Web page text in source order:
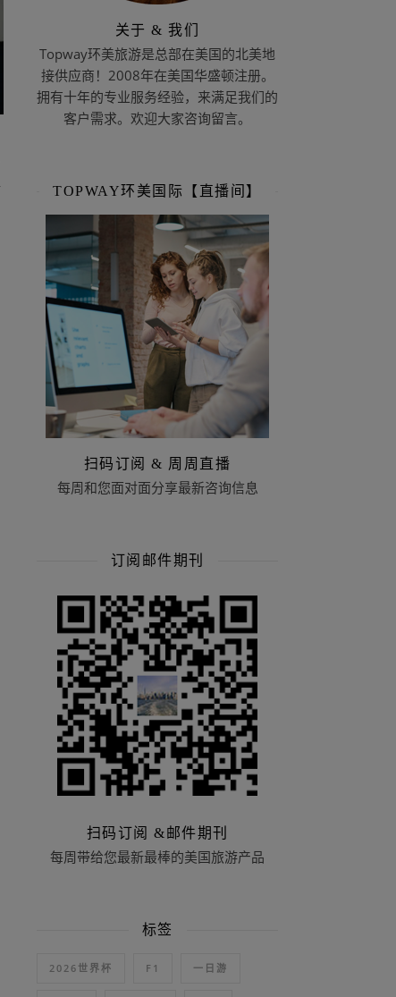
关于 & 我们
Topway环美旅游是总部在美国的北美地
接供应商！2008年在美国华盛顿注册。
拥有十年的专业服务经验，来满足我们的
客户需求。欢迎大家咨询留言。
TOPWAY环美国际【直播间】
扫码订阅 & 周周直播
每周和您面对面分享最新咨询信息
订阅邮件期刊
扫码订阅 &邮件期刊
每周带给您最新最棒的美国旅游产品
标签
2026世界杯 F1 一日游